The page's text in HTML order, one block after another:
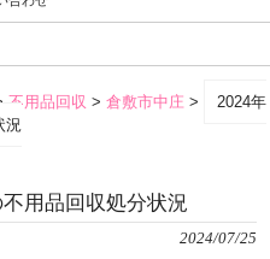
不用品回収 > 倉敷市中庄 >
2024年
況
用品回収処分状況
2024/07/25